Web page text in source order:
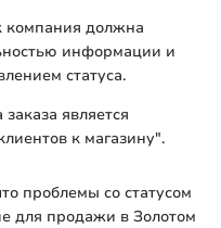
компания должна
информации и
статуса.
является
к магазину".
проблемы со статусом
для продажи в Золотом